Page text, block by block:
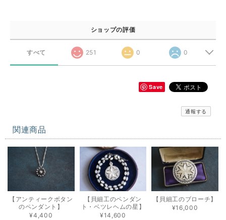
ショップの評価
すべて 251 0 0
Save
通報する
関連商品
【アンティークボタン
のペンダント】
¥4,400
【貝細工のペンダン
ト・ベツレヘムの星】
¥14,600
【貝細工のブローチ】
¥16,000